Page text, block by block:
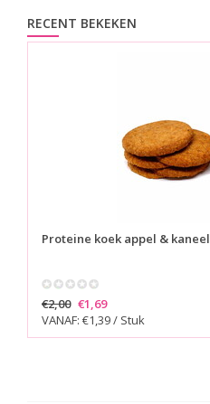
RECENT BEKEKEN
Proteine koek appel & kaneel
€2,00 €1,69
VANAF: €1,39 / Stuk